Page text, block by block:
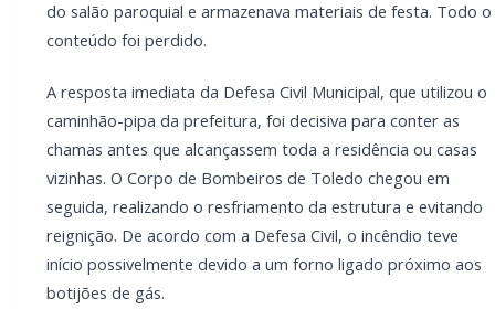
LEIA TAMBÉM
atendimento do Cadastro Único na próxima
semana
Campanha arrecada doações para família
que perdeu casa em incêndio na área rural
de Toledo
Apesar dos prejuízos materiais, ninguém ficou ferido,